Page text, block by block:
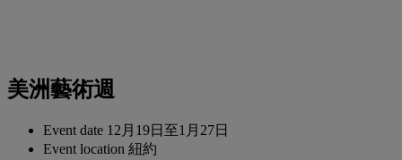
美洲藝術週
Event date 12月19日至1月27日
Event location 紐約